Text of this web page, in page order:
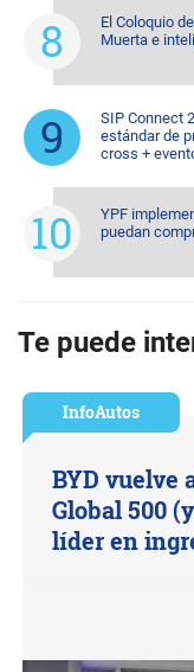
El Coloquio
Muerta e
SIP Connect
estándar de
cross +
YPF
puedan
Te puede
InfoAutos
BYD vuelve
Global 500
líder en